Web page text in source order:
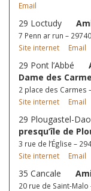
Email
29 Loctudy
7 Penn ar run –
Site internet
Email
29 Pont l’Abbé
Dame des
2 place des Carmes
Site internet
Email
29 Plougastel-
presqu’île de
3 rue de l’Église –
Site internet
Email
35 Cancale
20 rue de Saint-Malo